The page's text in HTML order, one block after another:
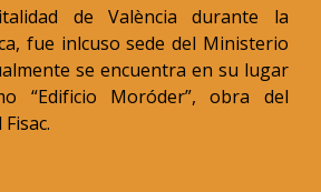
de València durante la
fue inlcuso sede del Ministerio
se encuentra en su lugar
“Edificio Moróder”, obra del